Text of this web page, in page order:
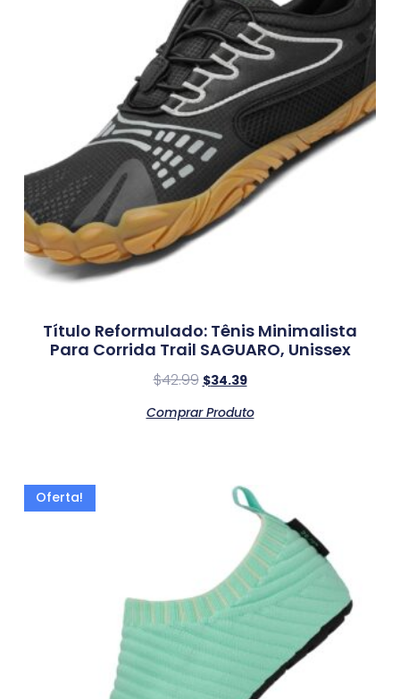
Título Reformulado: Tênis Minimalista
Para Corrida Trail SAGUARO, Unissex
$42.99 $34.39
Comprar Produto
Oferta!